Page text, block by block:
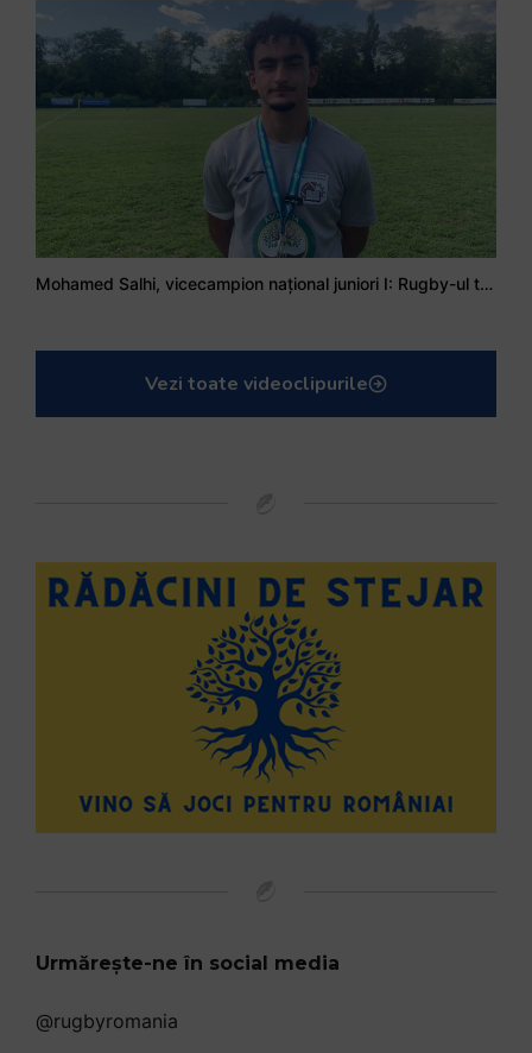
Mohamed Salhi, vicecampion național juniori I: Rugby-ul te învață să accepți și înfrângerile
Vezi toate videoclipurile
Urmărește-ne în social media
@rugbyromania